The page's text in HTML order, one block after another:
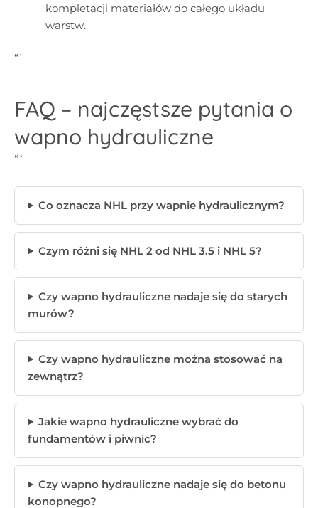
kompletacji materiałów do całego układu
warstw.
“`
FAQ – najczęstsze pytania o
wapno hydrauliczne
“`
Co oznacza NHL przy wapnie hydraulicznym?
Czym różni się NHL 2 od NHL 3.5 i NHL 5?
Czy wapno hydrauliczne nadaje się do starych
murów?
Czy wapno hydrauliczne można stosować na
zewnątrz?
Jakie wapno hydrauliczne wybrać do
fundamentów i piwnic?
Czy wapno hydrauliczne nadaje się do betonu
konopnego?